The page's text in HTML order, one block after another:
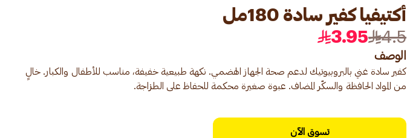
أكتيفيا كفير سادة 180مل
4.5
3.95
الوصف
كفير سادة غني بالبروبيوتيك لدعم صحة الجهاز الهضمي. نكهة طبيعية خفيفة، مناسب للأطفال والكبار. خالٍ
من المواد الحافظة والسكّر المضاف. عبوة صغيرة محكمة للحفاظ على الطزاجة.
تسوق الآن